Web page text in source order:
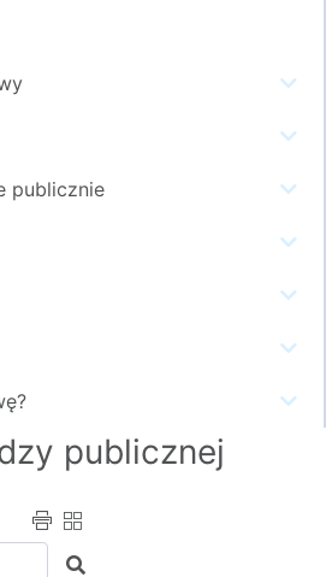
publicznie
publicznej
Szukaj